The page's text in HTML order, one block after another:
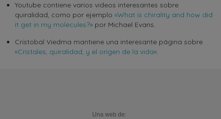
Youtube contiene varios videos interesantes sobre
quiralidad, como por ejemplo «What is chirality and how did
it get in my molecules?» por Michael Evans.
Cristobal Viedma mantiene una interesante página sobre
«Cristales, quiralidad, y el origen de la vida«.
Una web de: